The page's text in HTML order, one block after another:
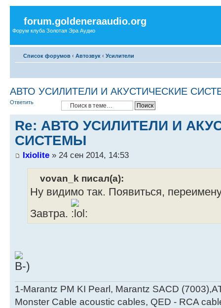
forum.goldeneraaudio.org
Форум клуба Золотая Эра Аудио
Список форумов ‹ Автозвук ‹ Усилители
АВТО УСИЛИТЕЛИ И АКУСТИЧЕСКИЕ
Ответить
Re: АВТО УСИЛИТЕЛИ И
СИСТЕМЫ
Ixiolite » 24 сен 2014, 14:53
vovan_k писал(а):
Ну видимо так. Появиться,
Завтра.
1-Marantz PM KI Pearl, Marantz SACD
Monster Cable acoustic cables, QED - RCA